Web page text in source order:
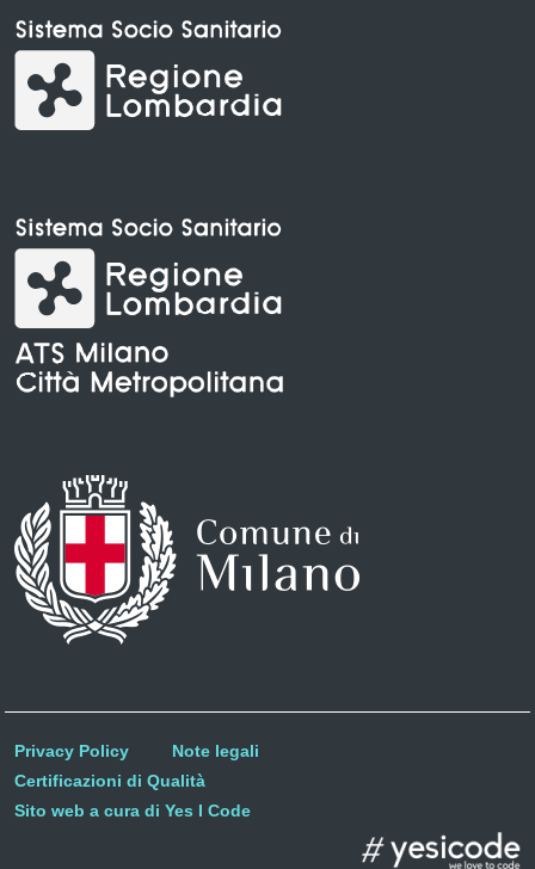
Privacy Policy
Note legali
Certificazioni di Qualità
Sito web a cura di Yes I Code